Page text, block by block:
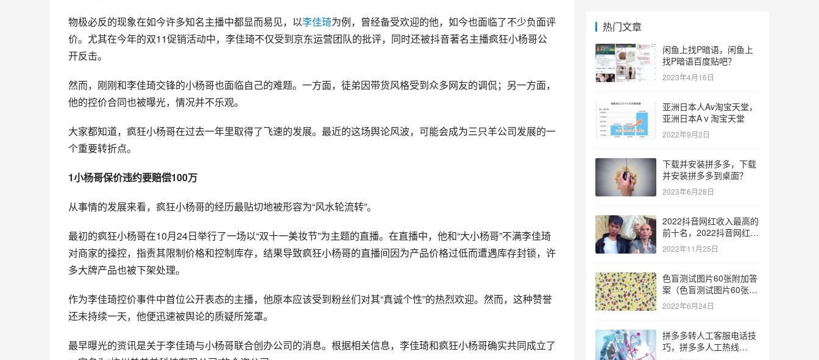
物极必反的现象在如今许多知名主播中都显而易见，以李佳琦为例，曾经备受欢迎的他，如今也面临了不少负面评
价。尤其在今年的双11促销活动中，李佳琦不仅受到京东运营团队的批评，同时还被抖音著名主播疯狂小杨哥公
开反击。
然而，刚刚和李佳琦交锋的小杨哥也面临自己的难题。一方面，徒弟因带货风格受到众多网友的调侃；另一方面，
他的控价合同也被曝光，情况并不乐观。
大家都知道，疯狂小杨哥在过去一年里取得了飞速的发展。最近的这场舆论风波，可能会成为三只羊公司发展的一
个重要转折点。
1小杨哥保价违约要赔偿100万
从事情的发展来看，疯狂小杨哥的经历最贴切地被形容为“风水轮流转”。
最初的疯狂小杨哥在10月24日举行了一场以“双十一美妆节”为主题的直播。在直播中，他和“大小杨哥”不满李佳琦
对商家的操控，指责其限制价格和控制库存，结果导致疯狂小杨哥的直播间因为产品价格过低而遭遇库存封锁，许
多大牌产品也被下架处理。
作为李佳琦控价事件中首位公开表态的主播，他原本应该受到粉丝们对其“真诚个性”的热烈欢迎。然而，这种赞誉
还未持续一天，他便迅速被舆论的质疑所笼罩。
最早曝光的资讯是关于李佳琦与小杨哥联合创办公司的消息。根据相关信息，李佳琦和疯狂小杨哥确实共同成立了
热门文章
闲鱼上找P暗语，闲鱼上
找P暗语百度贴吧？
2023年4月16日
亚洲日本人Av淘宝天堂，
亚洲日本Aⅴ淘宝天堂
2022年9月2日
下载并安装拼多多，下载
并安装拼多多到桌面？
2023年6月28日
2022抖音网红收入最高的
前十名，2022抖音网红收
入最高的前十名有哪些？
2022年11月25日
色盲测试图片60张附加答
案（色盲测试图片60张复
杂）
2022年6月24日
拼多多转人工客服电话技
巧，拼多多人工热线